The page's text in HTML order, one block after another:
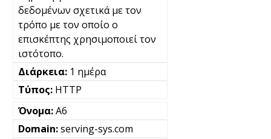
δεδομένων σχετικά με τον
τρόπο με τον οποίο ο
επισκέπτης χρησιμοποιεί τον
ιστότοπο.
1 ημέρα
HTTP
A6
serving-sys.com